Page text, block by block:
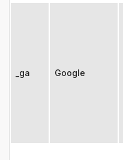
_ga Google